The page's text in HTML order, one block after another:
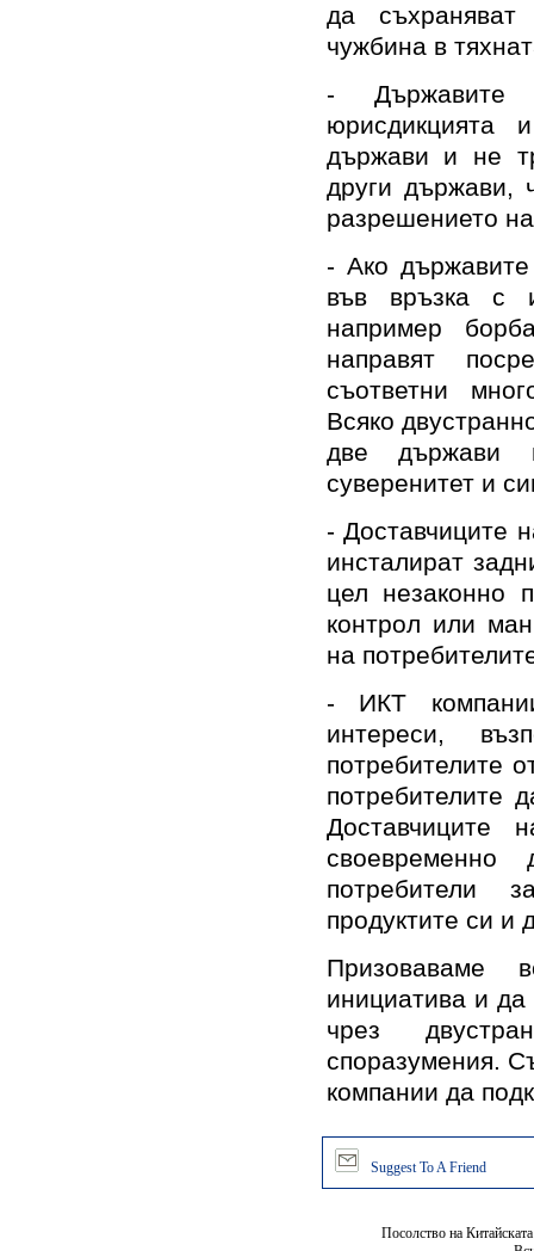
да
чужбина в
- Държавите
юрисдикцията
държави и не
други държави,
разрешението
- Ако
във връзка с
например
направят
съответни
Всяко
две държави
суверенитет и
- Доставчиците
инсталират
цел незаконно
контрол или
на
- ИКТ
интереси,
потребителите
потребителите
Доставчиците
потребители
продуктите си и
Призоваваме
инициатива и да
чрез
споразумения.
компании да
Suggest To A Friend
Посолство на